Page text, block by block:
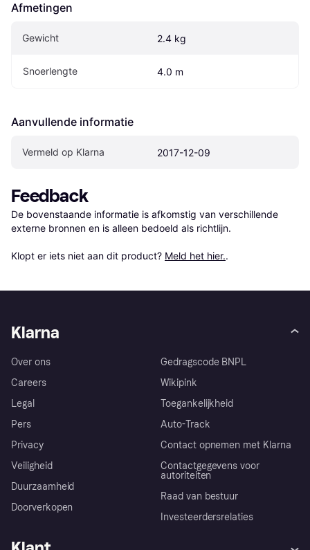
Afmetingen
Gewicht 2.4 kg
Snoerlengte 4.0 m
Aanvullende informatie
Vermeld op Klarna 2017-12-09
Feedback
De bovenstaande informatie is afkomstig van verschillende
externe bronnen en is alleen bedoeld als richtlijn.
Klopt er iets niet aan dit product? Meld het hier..
Klarna
Over ons
Careers
Legal
Pers
Privacy
Veiligheid
Duurzaamheid
Doorverkopen
Gedragscode BNPL
Wikipink
Toegankelijkheid
Auto-Track
Contact opnemen met Klarna
Contactgegevens voor
autoriteiten
Raad van bestuur
Investeerdersrelaties